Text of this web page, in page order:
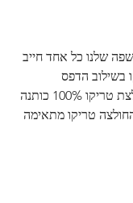
שלנו כל אחד חייב
בשילוב הדפס
מדהים. איכות בד גבוהה. מגע נעים לגוף. חולצת טריקו 100% כותנה
טריקו מתאימה